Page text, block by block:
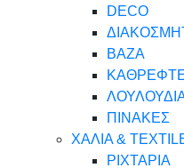
DECO
ΒΑΖΑ
ΠΙΝΑΚΕΣ
ΧΑΛΙΑ &
ΡΙΧΤΑΡΙΑ